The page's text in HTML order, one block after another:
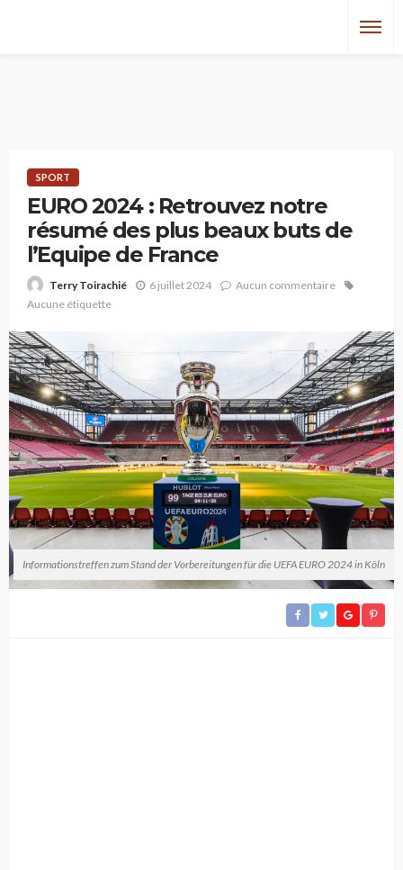
SPORT
EURO 2024 : Retrouvez notre
résumé des plus beaux buts de
l’Equipe de France
Terry Toirachié 6 juillet 2024
Aucun commentaire
Aucune étiquette
Informationstreffen zum Stand der Vorbereitungen für die UEFA EURO 2024 in Köln